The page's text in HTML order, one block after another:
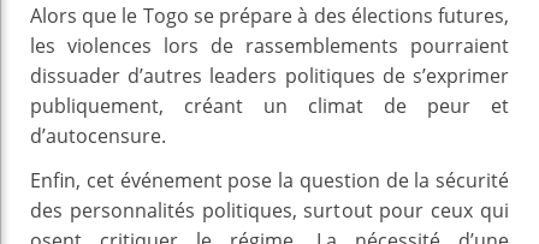
Alors que le Togo se prépare à des élections futures,
les violences lors de rassemblements pourraient
dissuader d’autres leaders politiques de s’exprimer
publiquement, créant un climat de peur et
d’autocensure.
Enfin, cet événement pose la question de la sécurité
des personnalités politiques, surtout pour ceux qui